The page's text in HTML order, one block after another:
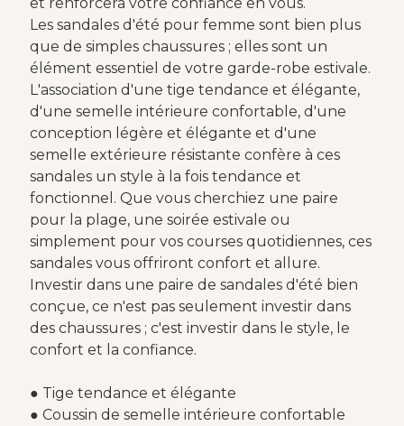
Les sandales d'été pour femme sont bien plus
que de simples chaussures ; elles sont un
élément essentiel de votre garde-robe estivale.
L'association d'une tige tendance et élégante,
d'une semelle intérieure confortable, d'une
conception légère et élégante et d'une
semelle extérieure résistante confère à ces
sandales un style à la fois tendance et
fonctionnel. Que vous cherchiez une paire
pour la plage, une soirée estivale ou
simplement pour vos courses quotidiennes, ces
sandales vous offriront confort et allure.
Investir dans une paire de sandales d'été bien
conçue, ce n'est pas seulement investir dans
des chaussures ; c'est investir dans le style, le
confort et la confiance.
● Tige tendance et élégante
● Coussin de semelle intérieure confortable